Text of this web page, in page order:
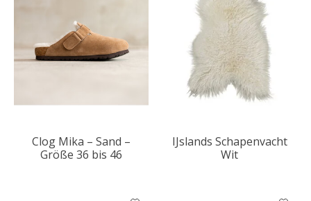
Clog Mika – Sand –
Größe 36 bis 46
IJslands Schapenvacht
Wit